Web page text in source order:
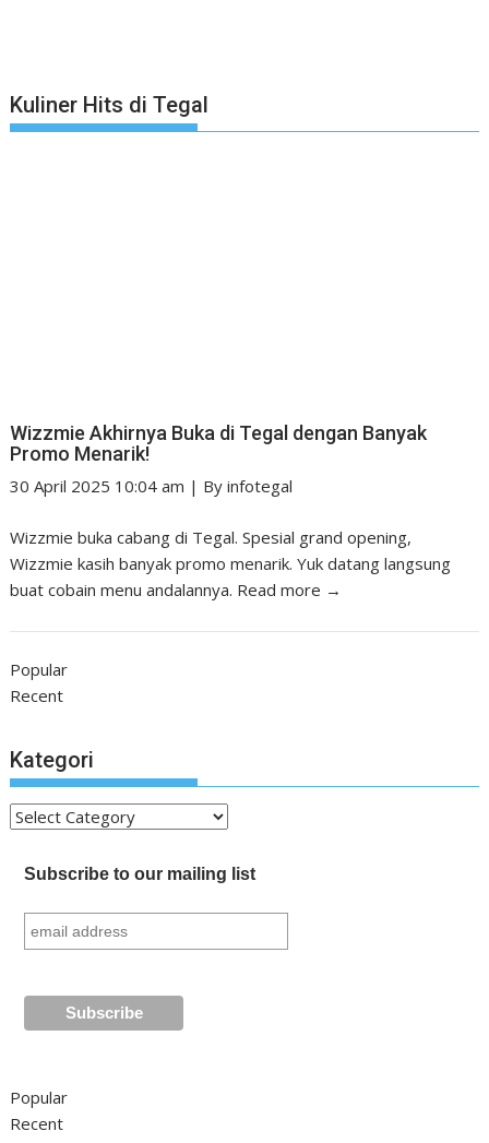
Kuliner Hits di Tegal
Wizzmie Akhirnya Buka di Tegal dengan Banyak
Promo Menarik!
30 April 2025 10:04 am | Byinfotegal
Wizzmie buka cabang di Tegal. Spesial grand opening,
Wizzmie kasih banyak promo menarik. Yuk datang langsung
buat cobain menu andalannya. Read more →
Popular
Recent
Kategori
Kategori
Subscribe to our mailing list
Popular
Recent